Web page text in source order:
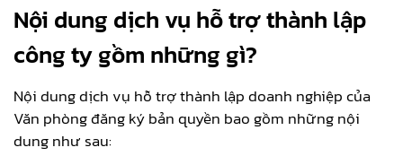
Nội dung dịch vụ hỗ trợ thành lập
công ty gồm những gì?
Nội dung dịch vụ hỗ trợ thành lập doanh nghiệp của
Văn phòng đăng ký bản quyền bao gồm những nội
dung như sau: